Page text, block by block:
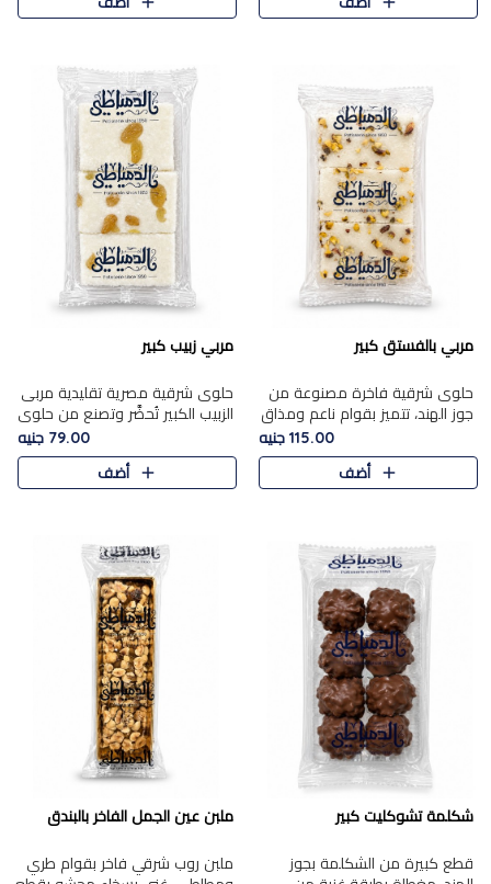
ونكهة الشوكولاتة ا..
مربي بالفستق كبير
حلوى شرقية فاخرة مصنوعة من
جوز الهند، تتميز بقوام ناعم ومذاق
غني، وتزين بقطع من الفستق
الفاخر التي تضيف عليها قرمشة
115.00 جنيه
أضف
مربي زبيب كبير
حلوى شرقية مصرية تقليدية مربى
الزبيب الكبير تُحضَّر وتصنع من حلوي
جوز الهند باسد بقوام طري ومذاق
غني، وتُزين وتغطا بحبات الزبيب
الذهبي التي ..
79.00 جنيه
أضف
شكلمة تشوكليت كبير
قطع كبيرة من الشكلمة بجوز
ملبن عين الجمل الفاخر بالبندق
ملبن روب شرقي فاخر بقوام طري